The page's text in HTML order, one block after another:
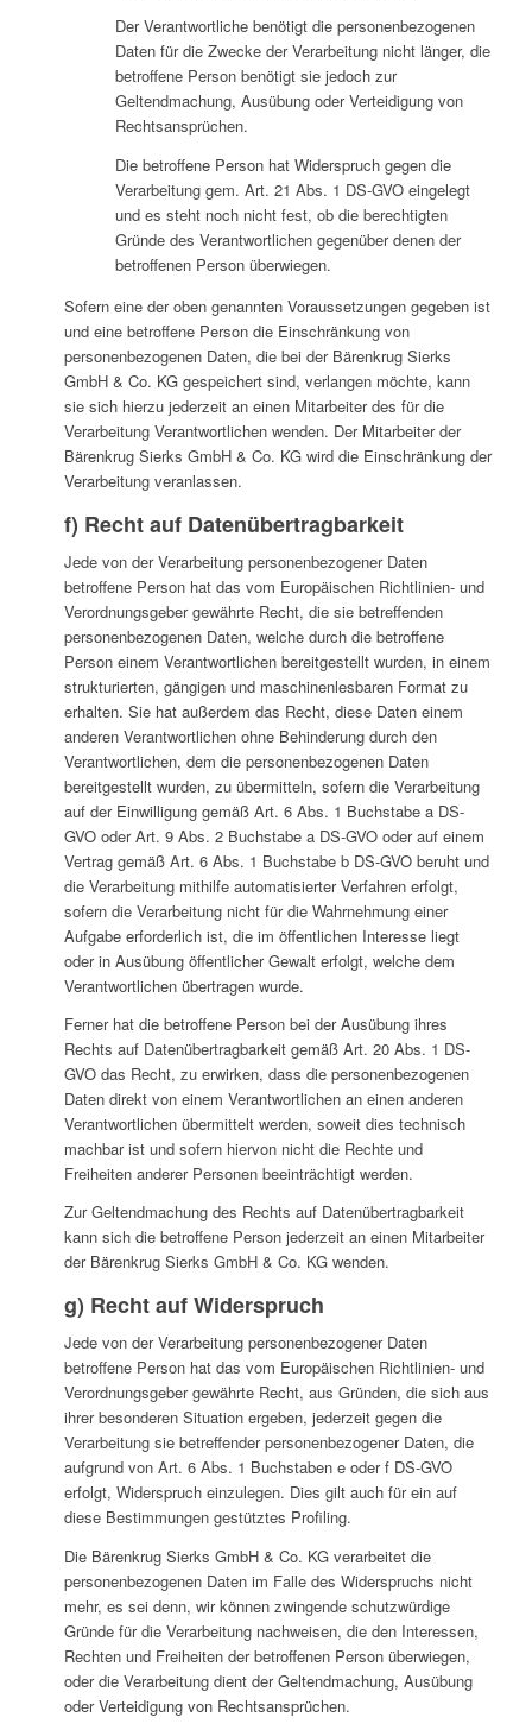
Der Verantwortliche benötigt die personenbezogenen
Daten für die Zwecke der Verarbeitung nicht länger, die
betroffene Person benötigt sie jedoch zur
Geltendmachung, Ausübung oder Verteidigung von
Rechtsansprüchen.
Die betroffene Person hat Widerspruch gegen die
Verarbeitung gem. Art. 21 Abs. 1 DS-GVO eingelegt
und es steht noch nicht fest, ob die berechtigten
Gründe des Verantwortlichen gegenüber denen der
betroffenen Person überwiegen.
Sofern eine der oben genannten Voraussetzungen gegeben ist
und eine betroffene Person die Einschränkung von
personenbezogenen Daten, die bei der Bärenkrug Sierks
GmbH & Co. KG gespeichert sind, verlangen möchte, kann
sie sich hierzu jederzeit an einen Mitarbeiter des für die
Verarbeitung Verantwortlichen wenden. Der Mitarbeiter der
Bärenkrug Sierks GmbH & Co. KG wird die Einschränkung der
Verarbeitung veranlassen.
f) Recht auf Datenübertragbarkeit
Jede von der Verarbeitung personenbezogener Daten
betroffene Person hat das vom Europäischen Richtlinien- und
Verordnungsgeber gewährte Recht, die sie betreffenden
personenbezogenen Daten, welche durch die betroffene
Person einem Verantwortlichen bereitgestellt wurden, in einem
strukturierten, gängigen und maschinenlesbaren Format zu
erhalten. Sie hat außerdem das Recht, diese Daten einem
anderen Verantwortlichen ohne Behinderung durch den
Verantwortlichen, dem die personenbezogenen Daten
bereitgestellt wurden, zu übermitteln, sofern die Verarbeitung
auf der Einwilligung gemäß Art. 6 Abs. 1 Buchstabe a DS-
GVO oder Art. 9 Abs. 2 Buchstabe a DS-GVO oder auf einem
Vertrag gemäß Art. 6 Abs. 1 Buchstabe b DS-GVO beruht und
die Verarbeitung mithilfe automatisierter Verfahren erfolgt,
sofern die Verarbeitung nicht für die Wahrnehmung einer
Aufgabe erforderlich ist, die im öffentlichen Interesse liegt
oder in Ausübung öffentlicher Gewalt erfolgt, welche dem
Verantwortlichen übertragen wurde.
Ferner hat die betroffene Person bei der Ausübung ihres
Rechts auf Datenübertragbarkeit gemäß Art. 20 Abs. 1 DS-
GVO das Recht, zu erwirken, dass die personenbezogenen
Daten direkt von einem Verantwortlichen an einen anderen
Verantwortlichen übermittelt werden, soweit dies technisch
machbar ist und sofern hiervon nicht die Rechte und
Freiheiten anderer Personen beeinträchtigt werden.
Zur Geltendmachung des Rechts auf Datenübertragbarkeit
kann sich die betroffene Person jederzeit an einen Mitarbeiter
der Bärenkrug Sierks GmbH & Co. KG wenden.
g) Recht auf Widerspruch
Jede von der Verarbeitung personenbezogener Daten
betroffene Person hat das vom Europäischen Richtlinien- und
Verordnungsgeber gewährte Recht, aus Gründen, die sich aus
ihrer besonderen Situation ergeben, jederzeit gegen die
Verarbeitung sie betreffender personenbezogener Daten, die
aufgrund von Art. 6 Abs. 1 Buchstaben e oder f DS-GVO
erfolgt, Widerspruch einzulegen. Dies gilt auch für ein auf
diese Bestimmungen gestütztes Profiling.
Die Bärenkrug Sierks GmbH & Co. KG verarbeitet die
personenbezogenen Daten im Falle des Widerspruchs nicht
mehr, es sei denn, wir können zwingende schutzwürdige
Gründe für die Verarbeitung nachweisen, die den Interessen,
Rechten und Freiheiten der betroffenen Person überwiegen,
oder die Verarbeitung dient der Geltendmachung, Ausübung
oder Verteidigung von Rechtsansprüchen.